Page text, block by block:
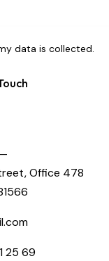
data iscollected.
Office 478
25 69